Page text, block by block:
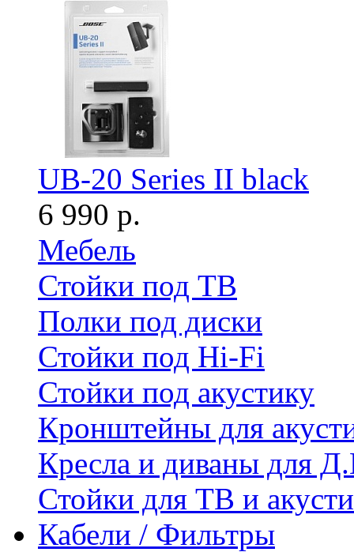
UB-20 Series II black
6 990 р.
Мебель
Стойки под ТВ
Полки под диски
Стойки под Hi-Fi
Стойки под акустику
Кронштейны для
Кресла и диваны для
Стойки для ТВ и
Кабели / Фильтры